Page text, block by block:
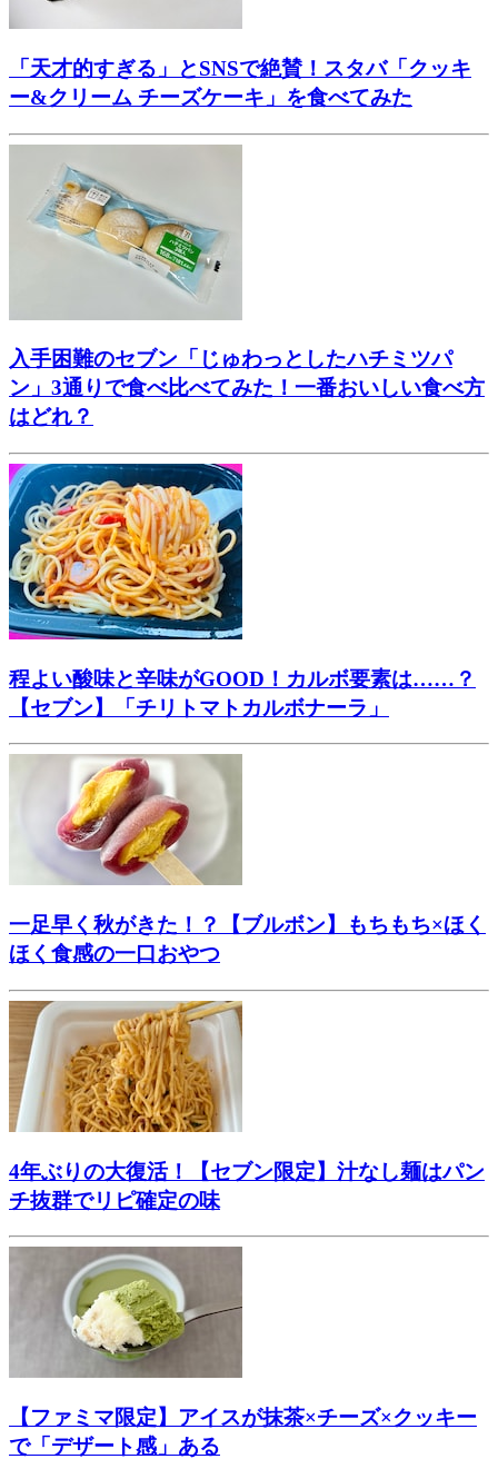
「天才的すぎる」とSNSで絶賛！スタバ「クッキ
ー&クリーム チーズケーキ」を食べてみた
入手困難のセブン「じゅわっとしたハチミツパ
ン」3通りで食べ比べてみた！一番おいしい食べ方
はどれ？
程よい酸味と辛味がGOOD！カルボ要素は……？
【セブン】「チリトマトカルボナーラ」
一足早く秋がきた！？【ブルボン】もちもち×ほく
ほく食感の一口おやつ
4年ぶりの大復活！【セブン限定】汁なし麺はパン
チ抜群でリピ確定の味
【ファミマ限定】アイスが抹茶×チーズ×クッキー
で「デザート感」ある